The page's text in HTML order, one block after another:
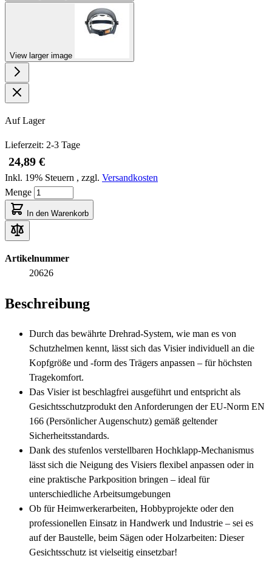
View larger image
Auf Lager
Lieferzeit: 2-3 Tage
24,89 €
Inkl. 19% Steuern , zzgl. Versandkosten
Menge
In den Warenkorb
Artikelnummer
20626
Beschreibung
Durch das bewährte Drehrad-System, wie man es von
Schutzhelmen kennt, lässt sich das Visier individuell an die
Kopfgröße und -form des Trägers anpassen – für höchsten
Tragekomfort.
Das Visier ist beschlagfrei ausgeführt und entspricht als
Gesichtsschutzprodukt den Anforderungen der EU-Norm EN
166 (Persönlicher Augenschutz) gemäß geltender
Sicherheitsstandards.
Dank des stufenlos verstellbaren Hochklapp-Mechanismus
lässt sich die Neigung des Visiers flexibel anpassen oder in
eine praktische Parkposition bringen – ideal für
unterschiedliche Arbeitsumgebungen
Ob für Heimwerkerarbeiten, Hobbyprojekte oder den
professionellen Einsatz in Handwerk und Industrie – sei es
auf der Baustelle, beim Sägen oder Holzarbeiten: Dieser
Gesichtsschutz ist vielseitig einsetzbar!